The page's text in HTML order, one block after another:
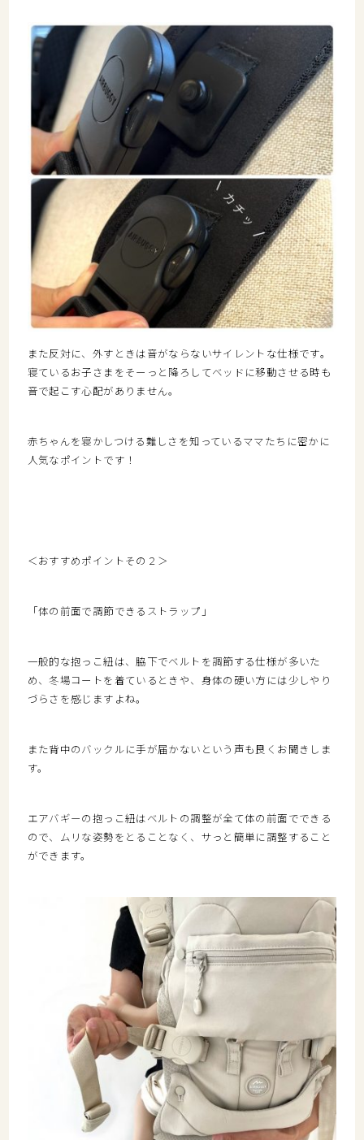
また反対に、外すときは音がならないサイレントな仕様です。
寝ているお子さまをそーっと降ろしてベッドに移動させる時も
音で起こす心配がありません。
赤ちゃんを寝かしつける難しさを知っているママたちに密かに
人気なポイントです！
＜おすすめポイントその２＞
「体の前面で調節できるストラップ」
一般的な抱っこ紐は、脇下でベルトを調節する仕様が多いた
め、冬場コートを着ているときや、身体の硬い方には少しやり
づらさを感じますよね。
また背中のバックルに手が届かないという声も良くお聞きしま
す。
エアバギーの抱っこ紐はベルトの調整が全て体の前面でできる
ので、ムリな姿勢をとることなく、サっと簡単に調整すること
ができます。